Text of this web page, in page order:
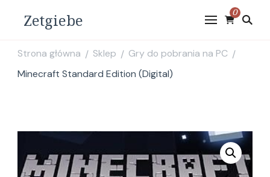
Zetgiebe 0
Strona główna / Sklep / Gry do pobrania na PC /
Minecraft Standard Edition (Digital)